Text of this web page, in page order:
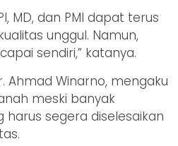
MD, dan PMI dapat terus
unggul. Namun,
sendiri,” katanya.
Ahmad Winarno, mengaku
meski banyak
segera diselesaikan